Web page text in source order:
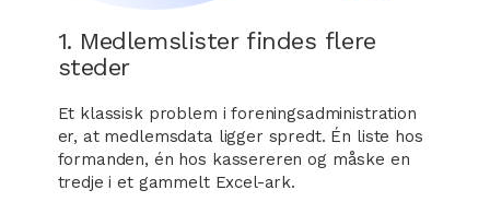
1. Medlemslister findes flere
steder
Et klassisk problem i foreningsadministration
er, at medlemsdata ligger spredt. Én liste hos
formanden, én hos kassereren og måske en
tredje i et gammelt Excel-ark.